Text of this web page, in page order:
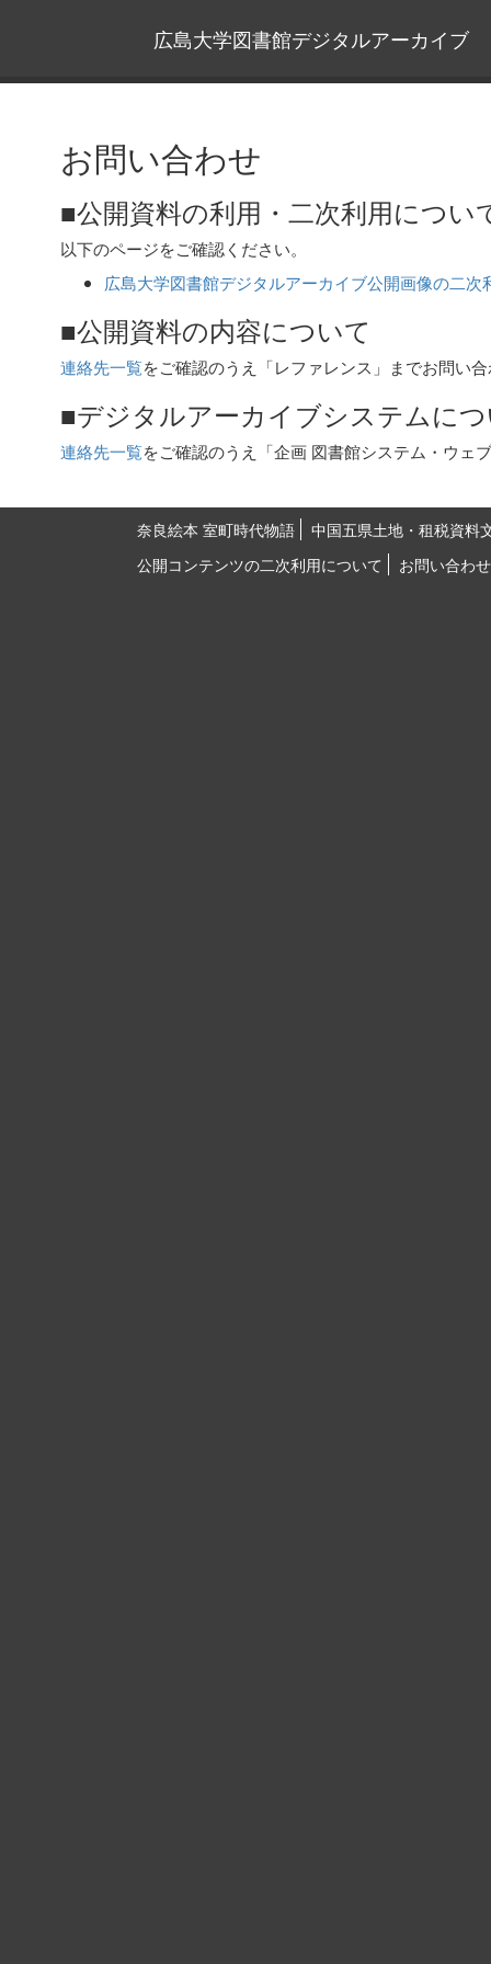
広島大学図書館デジタルアーカイブ
お問い合わせ
■公開資料の利用・二次利用につい
以下のページをご確認ください。
広島大学図書館デジタルアーカイブ公開画像の二次
■公開資料の内容について
連絡先一覧をご確認のうえ「レファレンス」までお問い
■デジタルアーカイブシステムに
連絡先一覧をご確認のうえ「企画 図書館システム・ウェ
奈良絵本 室町時代物語
中国五県土地・租税資料
公開コンテンツの二次利用について
お問い合わせ